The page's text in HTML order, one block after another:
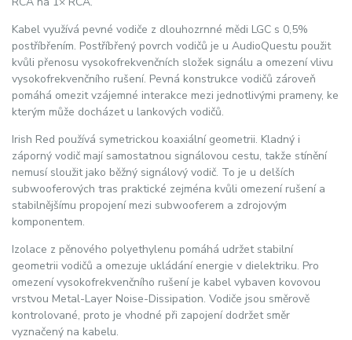
Kabel využívá pevné vodiče z dlouhozrnné mědi LGC s 0,5%
postříbřením. Postříbřený povrch vodičů je u AudioQuestu použit
kvůli přenosu vysokofrekvenčních složek signálu a omezení vlivu
vysokofrekvenčního rušení. Pevná konstrukce vodičů zároveň
pomáhá omezit vzájemné interakce mezi jednotlivými prameny, ke
kterým může docházet u lankových vodičů.
Irish Red používá symetrickou koaxiální geometrii. Kladný i
záporný vodič mají samostatnou signálovou cestu, takže stínění
nemusí sloužit jako běžný signálový vodič. To je u delších
subwooferových tras praktické zejména kvůli omezení rušení a
stabilnějšímu propojení mezi subwooferem a zdrojovým
komponentem.
Izolace z pěnového polyethylenu pomáhá udržet stabilní
geometrii vodičů a omezuje ukládání energie v dielektriku. Pro
omezení vysokofrekvenčního rušení je kabel vybaven kovovou
vrstvou Metal-Layer Noise-Dissipation. Vodiče jsou směrově
kontrolované, proto je vhodné při zapojení dodržet směr
vyznačený na kabelu.